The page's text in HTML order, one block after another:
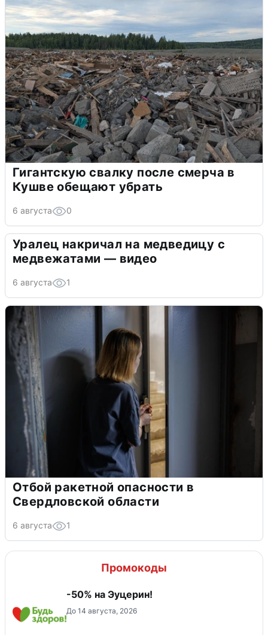
Гигантскую свалку после смерча в
Кушве обещают убрать
6 августа 0
Уралец накричал на медведицу с
медвежатами — видео
6 августа 1
Отбой ракетной опасности в
Свердловской области
6 августа 1
Промокоды
-50% на Эуцерин!
До 14 августа, 2026